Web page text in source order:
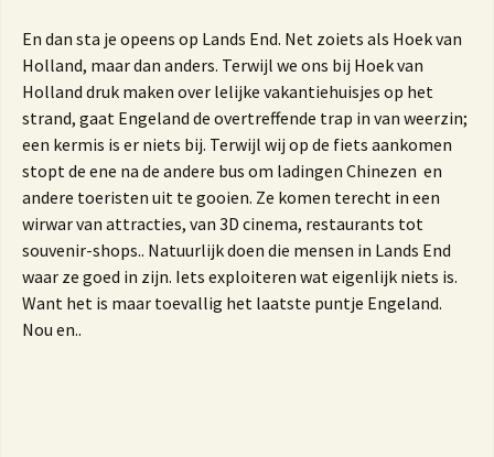
En dan sta je opeens op Lands End. Net zoiets als Hoek van
Holland, maar dan anders. Terwijl we ons bij Hoek van
Holland druk maken over lelijke vakantiehuisjes op het
strand, gaat Engeland de overtreffende trap in van weerzin;
een kermis is er niets bij. Terwijl wij op de fiets aankomen
stopt de ene na de andere bus om ladingen Chinezen en
andere toeristen uit te gooien. Ze komen terecht in een
wirwar van attracties, van 3D cinema, restaurants tot
souvenir-shops.. Natuurlijk doen die mensen in Lands End
waar ze goed in zijn. Iets exploiteren wat eigenlijk niets is.
Want het is maar toevallig het laatste puntje Engeland.
Nou en..